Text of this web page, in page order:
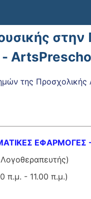
στην
της Προσχολικής
ΕΦΑΡΜΟΓΕΣ
π.μ. - 11.00 π.μ.)